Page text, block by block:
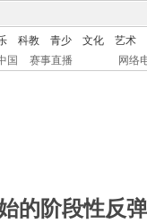
科教 青少 文化
艺术
国 赛事直播 网络
的阶段性反